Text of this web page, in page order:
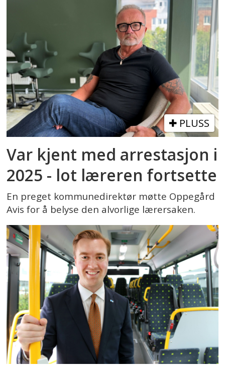
PLUSS
Var kjent med arrestasjon i
2025 - lot læreren fortsette
En preget kommunedirektør møtte Oppegård
Avis for å belyse den alvorlige lærersaken.